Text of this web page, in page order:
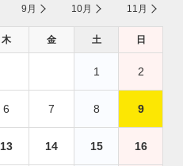
9月 10月 11月
木 金 土 日
1 2
6 7 8 9
13 14 15 16